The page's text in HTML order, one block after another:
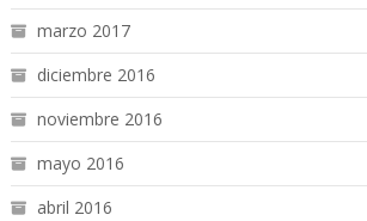
marzo 2017
diciembre 2016
noviembre 2016
mayo 2016
abril 2016